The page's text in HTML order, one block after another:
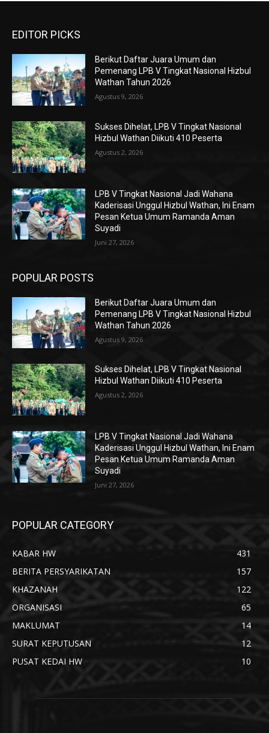
EDITOR PICKS
Berikut Daftar Juara Umum dan
Pemenang LPB V Tingkat Nasional Hizbul
Wathan Tahun 2026
Agustus 9, 2026
Sukses Dihelat, LPB V Tingkat Nasional
Hizbul Wathan Diikuti 410 Peserta
Agustus 2, 2026
LPB V Tingkat Nasional Jadi Wahana
Kaderisasi Unggul Hizbul Wathan, Ini Enam
Pesan Ketua Umum Ramanda Aman
Suyadi
Juni 27, 2026
POPULAR POSTS
Berikut Daftar Juara Umum dan
Pemenang LPB V Tingkat Nasional Hizbul
Wathan Tahun 2026
Agustus 9, 2026
Sukses Dihelat, LPB V Tingkat Nasional
Hizbul Wathan Diikuti 410 Peserta
Agustus 2, 2026
LPB V Tingkat Nasional Jadi Wahana
Kaderisasi Unggul Hizbul Wathan, Ini Enam
Pesan Ketua Umum Ramanda Aman
Suyadi
Juni 27, 2026
POPULAR CATEGORY
KABAR HW
431
BERITA PERSYARIKATAN
157
KHAZANAH
122
ORGANISASI
65
MAKLUMAT
14
SURAT KEPUTUSAN
12
PUSAT KEDAI HW
10